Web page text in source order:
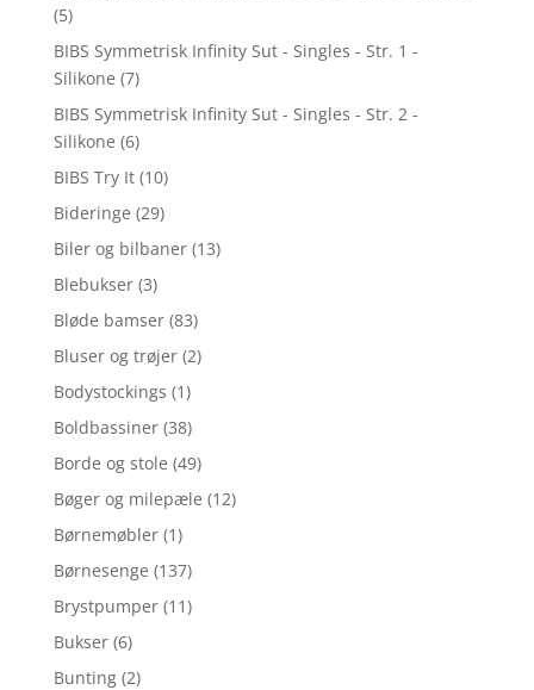
(5)
BIBS Symmetrisk Infinity Sut - Singles - Str. 1 -
Silikone (7)
BIBS Symmetrisk Infinity Sut - Singles - Str. 2 -
Silikone (6)
BIBS Try It (10)
Bideringe (29)
Biler og bilbaner (13)
Blebukser (3)
Bløde bamser (83)
Bluser og trøjer (2)
Bodystockings (1)
Boldbassiner (38)
Borde og stole (49)
Bøger og milepæle (12)
Børnemøbler (1)
Børnesenge (137)
Brystpumper (11)
Bukser (6)
Bunting (2)